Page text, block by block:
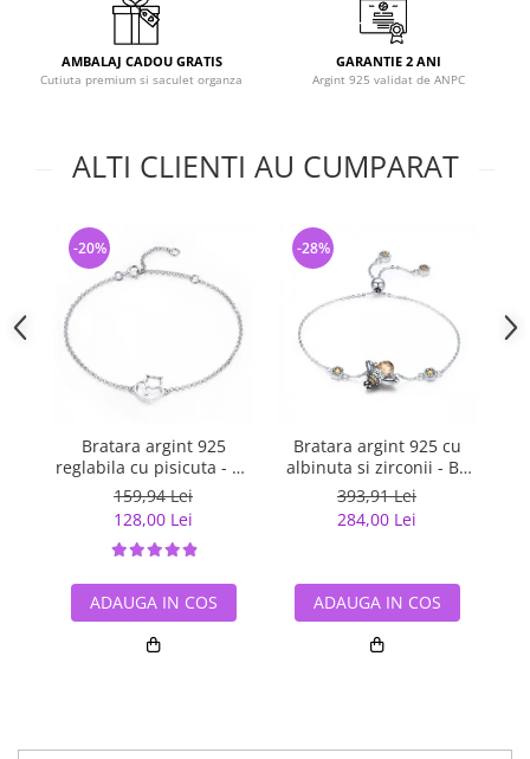
AMBALAJ CADOU GRATIS
Cutiuta premium si saculet organza
GARANTIE 2 ANI
Argint 925 validat de ANPC
ALTI CLIENTI AU CUMPARAT
Bratara argint 925
reglabila cu pisicuta - Be
Nature BST0040
159,94 Lei
128,00 Lei
-20%
ADAUGA IN COS
Bratara argint 925 cu
albinuta si zirconii - Be
Nature BST0027
393,91 Lei
284,00 Lei
-28%
ADAUGA IN COS